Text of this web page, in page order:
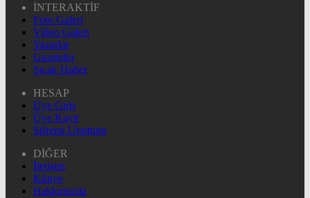
İNTERAKTİF
Foto Galeri
Video Galeri
Yazarlar
Gazeteler
Sıcak Haber
HESAP
Üye Giriş
Üye Kayıt
Şifremi Unuttum
DİĞER
İletişim
Künye
Hakkımızda